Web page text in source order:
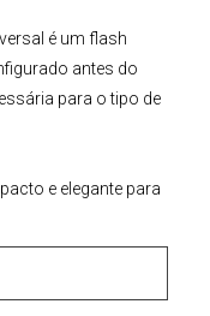
é um flash
antes do
para o tipo de
e elegante para
Pentax,
dimensões, é